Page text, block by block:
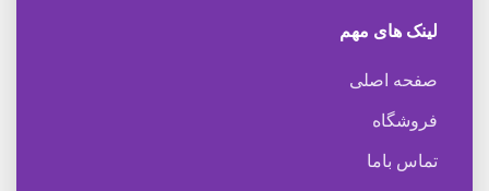
لینک های مهم
صفحه اصلی
فروشگاه
تماس باما